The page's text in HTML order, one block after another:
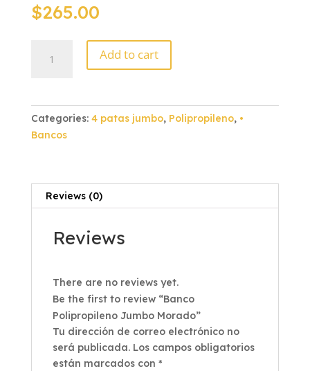
$265.00
Polipropileno
Add to cart
Categories: 4 patas jumbo, Polipropileno, •
Bancos
Reviews (0)
Reviews
There are no reviews yet.
Be the first to review “Banco
Polipropileno Jumbo Morado”
Tu dirección de correo electrónico no
será publicada. Los campos obligatorios
están marcados con *